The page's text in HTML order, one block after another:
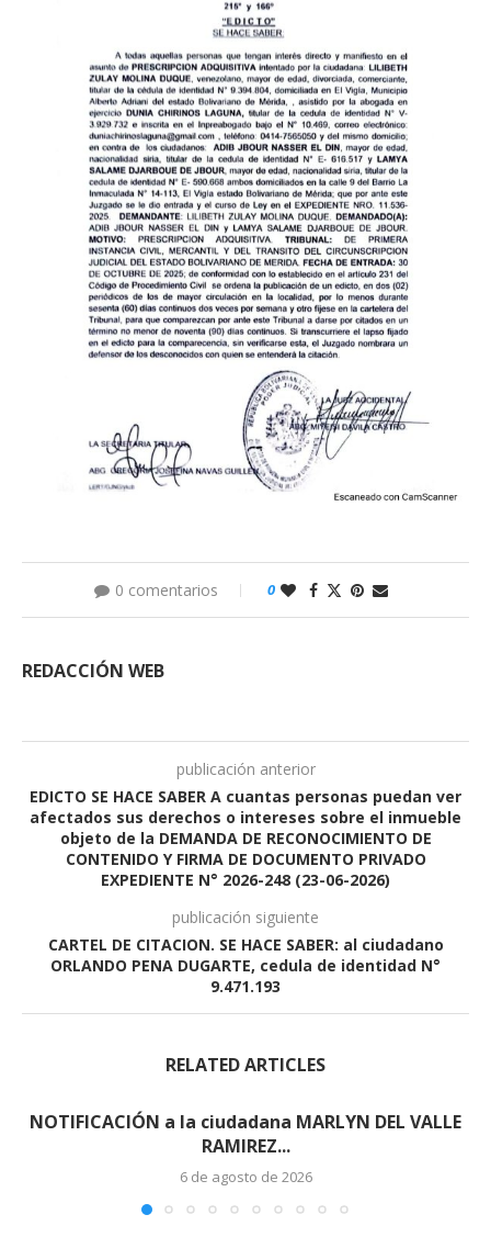
0 comentarios 0
REDACCIÓN WEB
publicación anterior
EDICTO SE HACE SABER A cuantas personas puedan ver
afectados sus derechos o intereses sobre el inmueble
objeto de la DEMANDA DE RECONOCIMIENTO DE
CONTENIDO Y FIRMA DE DOCUMENTO PRIVADO
EXPEDIENTE N° 2026-248 (23-06-2026)
publicación siguiente
CARTEL DE CITACION. SE HACE SABER: al ciudadano
ORLANDO PENA DUGARTE, cedula de identidad N°
9.471.193
RELATED ARTICLES
NOTIFICACIÓN a la ciudadana MARLYN DEL VALLE
RAMIREZ...
6 de agosto de 2026